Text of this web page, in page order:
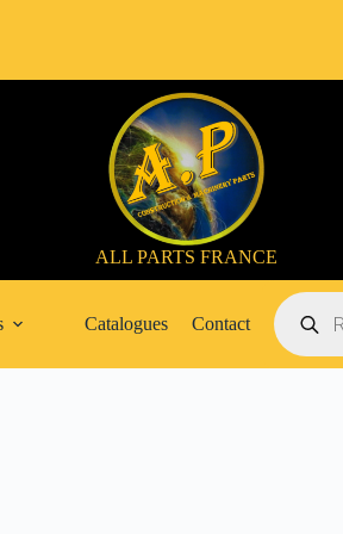
ALL PARTS FRANCE
Catalogues Contact
Recherche
de
produits